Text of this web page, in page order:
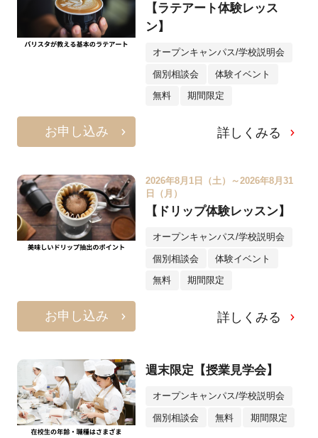
【ラテアート体験レッス
ン】
オープンキャンパス/学校説明会
個別相談会 体験イベント
無料 期間限定
お申し込み 詳しくみる
2026年8月1日（土）～2026年8月31
日（月）
【ドリップ体験レッスン】
オープンキャンパス/学校説明会
個別相談会 体験イベント
無料 期間限定
お申し込み 詳しくみる
週末限定【授業見学会】
オープンキャンパス/学校説明会
個別相談会 無料 期間限定